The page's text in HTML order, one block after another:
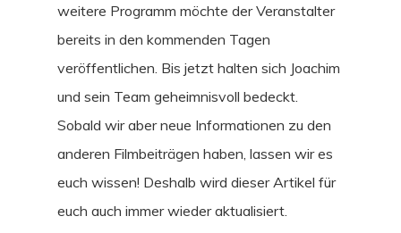
weitere Programm möchte der Veranstalter
bereits in den kommenden Tagen
veröffentlichen. Bis jetzt halten sich Joachim
und sein Team geheimnisvoll bedeckt.
Sobald wir aber neue Informationen zu den
anderen Filmbeiträgen haben, lassen wir es
euch wissen! Deshalb wird dieser Artikel für
euch auch immer wieder aktualisiert.